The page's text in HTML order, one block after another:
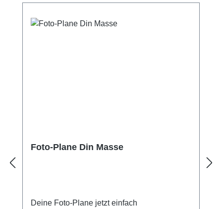
Foto-Plane Din Masse
Deine Foto-Plane jetzt einfach